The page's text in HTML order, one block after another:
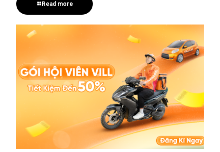
Read more